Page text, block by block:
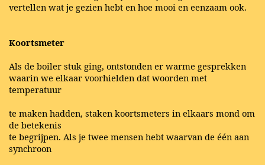
vertellen wat je gezien hebt en hoe mooi en eenzaam ook.
Koortsmeter
Als de boiler stuk ging, ontstonden er warme gesprekken
waarin we elkaar voorhielden dat woorden met
temperatuur
te maken hadden, staken koortsmeters in elkaars mond om
de betekenis
te begrijpen. Als je twee mensen hebt waarvan de één aan
synchroon